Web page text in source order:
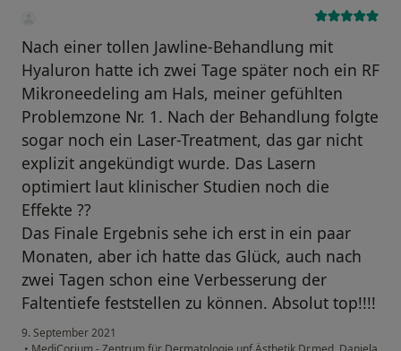
Nach einer tollen Jawline-Behandlung mit
Hyaluron hatte ich zwei Tage später noch ein RF
Mikroneedeling am Hals, meiner gefühlten
Problemzone Nr. 1. Nach der Behandlung folgte
sogar noch ein Laser-Treatment, das gar nicht
explizit angekündigt wurde. Das Lasern
optimiert laut klinischer Studien noch die
Effekte ??
Das Finale Ergebnis sehe ich erst in ein paar
Monaten, aber ich hatte das Glück, auch nach
zwei Tagen schon eine Verbesserung der
Faltentiefe feststellen zu können. Absolut top!!!!
9. September 2021